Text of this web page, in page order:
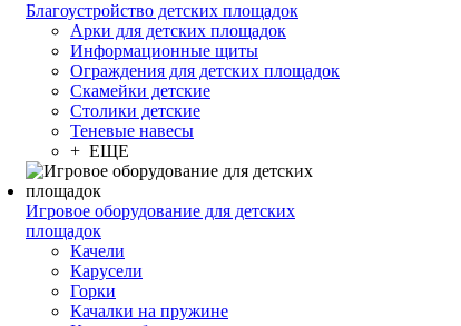
Благоустройство детских площадок
Арки для детских площадок
Информационные щиты
Ограждения для детских площадок
Скамейки детские
Столики детские
Теневые навесы
+ ЕЩЕ
Игровое оборудование для детских
площадок
Качели
Карусели
Горки
Качалки на пружине